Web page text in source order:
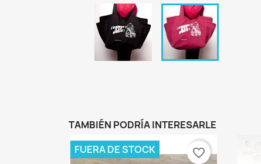
TAMBIÉN PODRÍA INTERESARLE
FUERA DE STOCK favorite_border